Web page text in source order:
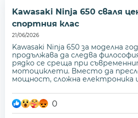
Kawasaki Ninja 650 сваля
спортния клас
21/06/2026
Kawasaki Ninja 650 за моделна
продължава да следва
рядко се среща при
мотоциклети. Вместо да
мощност, сложна електроника
0